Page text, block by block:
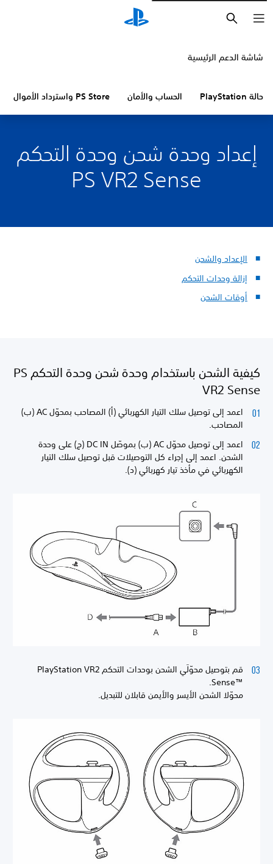
شاشة الدعم الرئيسية
حالة PlayStation الحساب والأمان PS Store واسترداد الأموال
إعداد وحدة شحن وحدة التحكم
PS VR2 Sense
الإعداد والشحن
إزالة وحدات التحكم
أوقات الشحن
كيفية الشحن باستخدام وحدة شحن وحدة التحكم PS
VR2 Sense
اعمد إلى توصيل سلك التيار الكهربائي (أ) المصاحب بمحوّل AC (ب)
المصاحب.
اعمد إلى توصيل محوّل AC (ب) بموصّل DC IN (ج) على وحدة
الشحن. اعمد إلى إجراء كل التوصيلات قبل توصيل سلك التيار
الكهربائي في مأخذ تيار كهربائي (د).
قم بتوصيل محوّلَي الشحن بوحدات التحكم PlayStation VR2
Sense™‎.
محوّلا الشحن الأيسر والأيمن قابلان للتبديل.